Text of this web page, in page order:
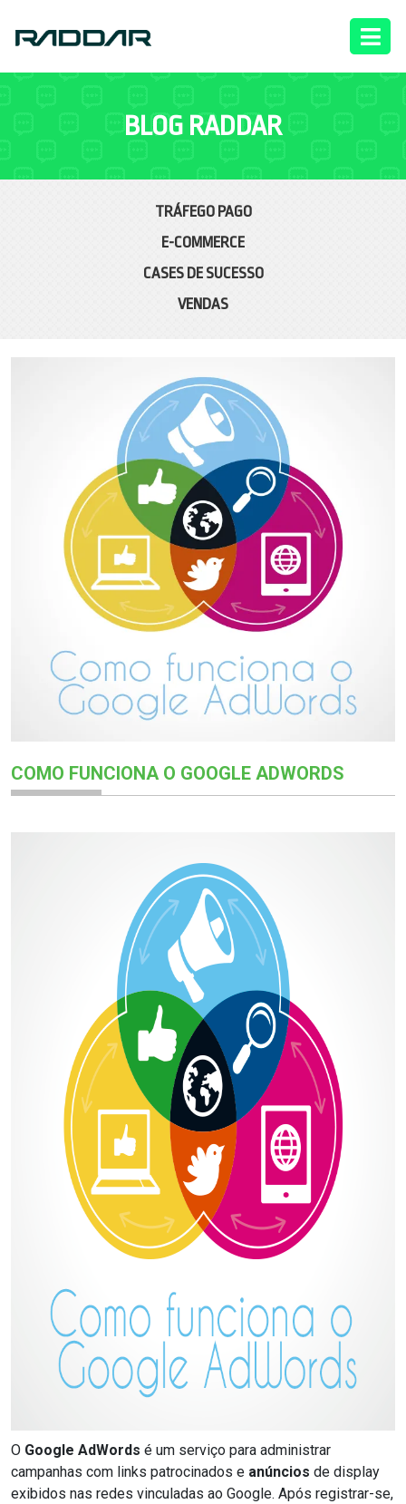
BLOG RADDAR
TRÁFEGO PAGO
E-COMMERCE
CASES DE SUCESSO
VENDAS
COMO FUNCIONA O GOOGLE ADWORDS
O Google AdWords é um serviço para administrar
campanhas com links patrocinados e anúncios de display
exibidos nas redes vinculadas ao Google. Após registrar-se,